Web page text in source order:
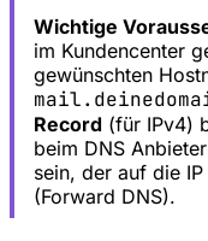
Wichtige
im Kundencenter
gewünschten
Record (für IPv4)
beim DNS
sein, der auf die
(Forward DNS).